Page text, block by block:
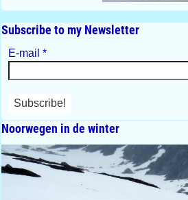
Subscribe to my Newsletter
E-mail *
Noorwegen in de winter